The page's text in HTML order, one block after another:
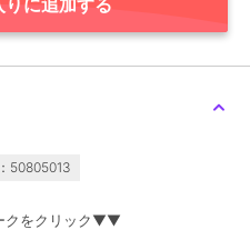
ブローチ
50805013
クをクリック▼▼